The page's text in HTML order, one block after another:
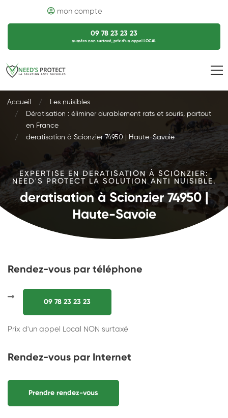
mon compte
09 78 23 23 23
numéro non surtaxé, prix d’un appel LOCAL
Accueil
Les nuisibles
Dératisation : éliminer durablement rats et souris, partout
en France
deratisation à Scionzier 74950 | Haute-Savoie
EXPERTISE EN DERATISATION À SCIONZIER:
NEED'S PROTECT LA SOLUTION ANTI NUISIBLE.
deratisation à Scionzier 74950 |
Haute-Savoie
Rendez-vous par téléphone
09 78 23 23 23
Prix d'un appel Local NON surtaxé
Rendez-vous par Internet
Prendre rendez-vous